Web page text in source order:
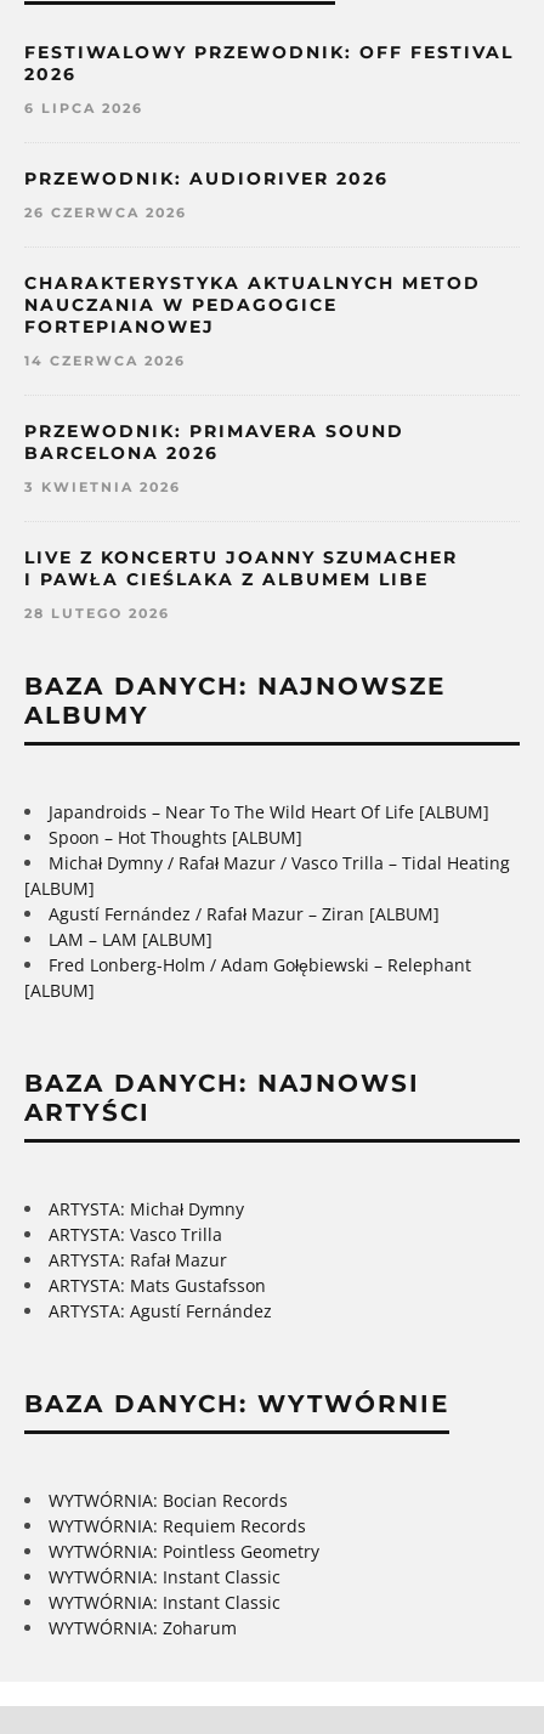
FESTIWALOWY PRZEWODNIK: OFF FESTIVAL
2026
6 LIPCA 2026
PRZEWODNIK: AUDIORIVER 2026
26 CZERWCA 2026
CHARAKTERYSTYKA AKTUALNYCH METOD
NAUCZANIA W PEDAGOGICE
FORTEPIANOWEJ
14 CZERWCA 2026
PRZEWODNIK: PRIMAVERA SOUND
BARCELONA 2026
3 KWIETNIA 2026
LIVE Z KONCERTU JOANNY SZUMACHER
I PAWŁA CIEŚLAKA Z ALBUMEM LIBE
28 LUTEGO 2026
BAZA DANYCH: NAJNOWSZE
ALBUMY
Japandroids – Near To The Wild Heart Of Life [ALBUM]
Spoon – Hot Thoughts [ALBUM]
Michał Dymny / Rafał Mazur / Vasco Trilla – Tidal Heating
[ALBUM]
Agustí Fernández / Rafał Mazur – Ziran [ALBUM]
LAM – LAM [ALBUM]
Fred Lonberg-Holm / Adam Gołębiewski – Relephant
[ALBUM]
BAZA DANYCH: NAJNOWSI
ARTYŚCI
ARTYSTA: Michał Dymny
ARTYSTA: Vasco Trilla
ARTYSTA: Rafał Mazur
ARTYSTA: Mats Gustafsson
ARTYSTA: Agustí Fernández
BAZA DANYCH: WYTWÓRNIE
WYTWÓRNIA: Bocian Records
WYTWÓRNIA: Requiem Records
WYTWÓRNIA: Pointless Geometry
WYTWÓRNIA: Instant Classic
WYTWÓRNIA: Instant Classic
WYTWÓRNIA: Zoharum